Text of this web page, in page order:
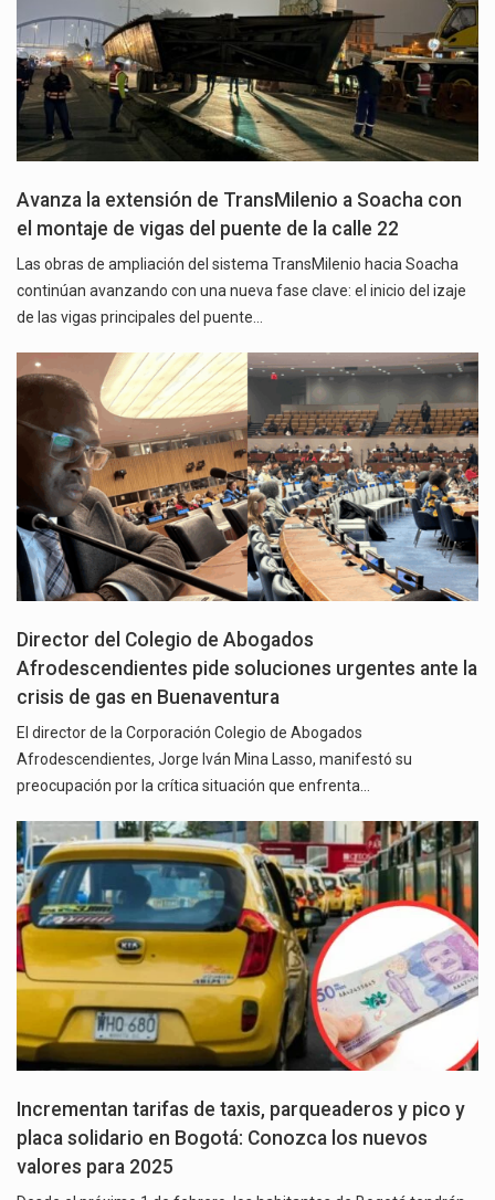
Avanza la extensión de TransMilenio a Soacha con
el montaje de vigas del puente de la calle 22
Las obras de ampliación del sistema TransMilenio hacia Soacha
continúan avanzando con una nueva fase clave: el inicio del izaje
de las vigas principales del puente…
Director del Colegio de Abogados
Afrodescendientes pide soluciones urgentes ante la
crisis de gas en Buenaventura
El director de la Corporación Colegio de Abogados
Afrodescendientes, Jorge Iván Mina Lasso, manifestó su
preocupación por la crítica situación que enfrenta…
Incrementan tarifas de taxis, parqueaderos y pico y
placa solidario en Bogotá: Conozca los nuevos
valores para 2025